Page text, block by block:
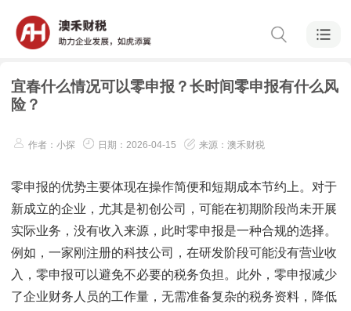
宜春什么情况可以零申报？长时间零申报有什么风
险？
作者：小探 日期：2026-04-15 来源：澳禾财税
零申报的优势主要体现在操作简便和短期成本节约上。对于
新成立的企业，尤其是初创公司，可能在初期阶段尚未开展
实际业务，没有收入来源，此时零申报是一种合规的选择。
例如，一家刚注册的科技公司，在研发阶段可能没有营业收
入，零申报可以避免不必要的税务负担。此外，零申报减少
了企业财务人员的工作量，无需准备复杂的税务资料，降低